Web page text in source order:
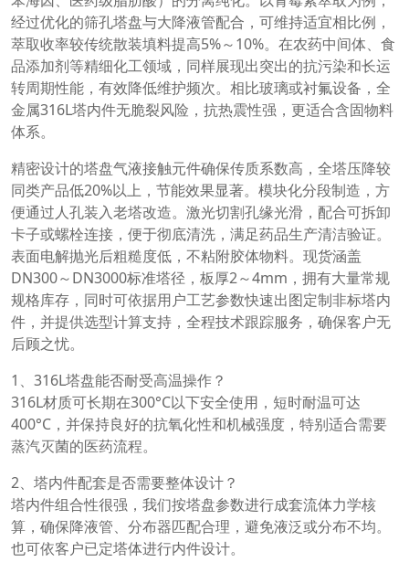
经过优化的筛孔塔盘与大降液管配合，可维持适宜相比例，
萃取收率较传统散装填料提高5%～10%。在农药中间体、食
品添加剂等精细化工领域，同样展现出突出的抗污染和长运
转周期性能，有效降低维护频次。相比玻璃或衬氟设备，全
金属316L塔内件无脆裂风险，抗热震性强，更适合含固物料
体系。
精密设计的塔盘气液接触元件确保传质系数高，全塔压降较
同类产品低20%以上，节能效果显著。模块化分段制造，方
便通过人孔装入老塔改造。激光切割孔缘光滑，配合可拆卸
卡子或螺栓连接，便于彻底清洗，满足药品生产清洁验证。
表面电解抛光后粗糙度低，不粘附胶体物料。现货涵盖
DN300～DN3000标准塔径，板厚2～4mm，拥有大量常规
规格库存，同时可依据用户工艺参数快速出图定制非标塔内
件，并提供选型计算支持，全程技术跟踪服务，确保客户无
后顾之忧。
1、316L塔盘能否耐受高温操作？
316L材质可长期在300°C以下安全使用，短时耐温可达
400°C，并保持良好的抗氧化性和机械强度，特别适合需要
蒸汽灭菌的医药流程。
2、塔内件配套是否需要整体设计？
塔内件组合性很强，我们按塔盘参数进行成套流体力学核
算，确保降液管、分布器匹配合理，避免液泛或分布不均。
也可依客户已定塔体进行内件设计。